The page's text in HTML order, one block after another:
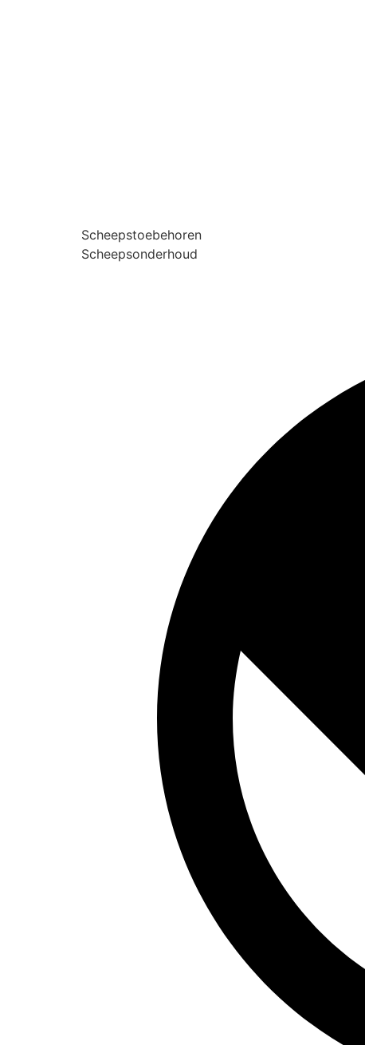
Scheepstoebehoren
Scheepsonderhoud